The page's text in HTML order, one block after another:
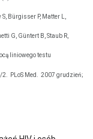
Bürgisser P, Matter L,
G, Güntert B, Staub R,
liniowego testu
PLoS Med. 2007 grudzień;